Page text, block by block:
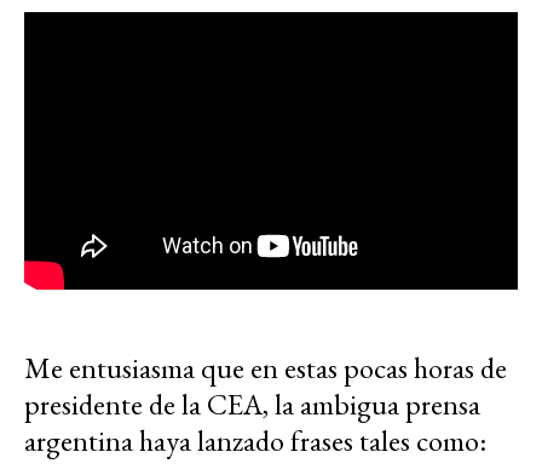
Me entusiasma que en estas pocas horas de
presidente de la CEA, la ambigua prensa
argentina haya lanzado frases tales como: